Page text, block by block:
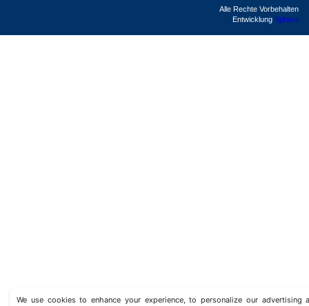
We use cookies to enhance your experience, to personalize our advertising
Alle Rechte Vorbehalten
Entwicklung Sphera